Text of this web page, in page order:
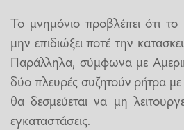
Το μνημόνιο προβλέπει ότι
μην επιδιώξει ποτέ την
Παράλληλα, σύμφωνα με
δύο πλευρές συζητούν ρήτρα
θα δεσμεύεται να μη
εγκαταστάσεις.